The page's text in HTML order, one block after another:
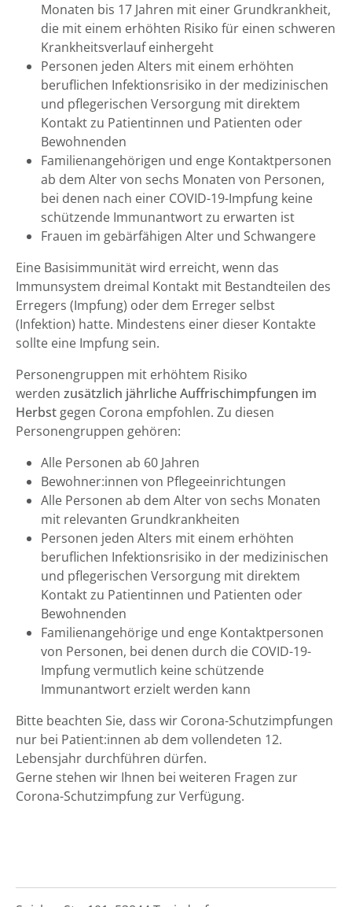
Monaten bis 17 Jahren mit einer Grundkrankheit,
die mit einem erhöhten Risiko für einen schweren
Krankheitsverlauf einhergeht
Personen jeden Alters mit einem erhöhten
beruflichen Infektionsrisiko in der medizinischen
und pflegerischen Versorgung mit direktem
Kontakt zu Patientinnen und Patienten oder
Bewohnenden
Familienangehörigen und enge Kontaktpersonen
ab dem Alter von sechs Monaten von Personen,
bei denen nach einer COVID-19-Impfung keine
schützende Immunantwort zu erwarten ist
Frauen im gebärfähigen Alter und Schwangere
Eine Basisimmunität wird erreicht, wenn das
Immunsystem dreimal Kontakt mit Bestandteilen des
Erregers (Impfung) oder dem Erreger selbst
(Infektion) hatte. Mindestens einer dieser Kontakte
sollte eine Impfung sein.
Personengruppen mit erhöhtem Risiko
werden zusätzlich jährliche Auffrischimpfungen im
Herbst gegen Corona empfohlen. Zu diesen
Personengruppen gehören:
Alle Personen ab 60 Jahren
Bewohner:innen von Pflegeeinrichtungen
Alle Personen ab dem Alter von sechs Monaten
mit relevanten Grundkrankheiten
Personen jeden Alters mit einem erhöhten
beruflichen Infektionsrisiko in der medizinischen
und pflegerischen Versorgung mit direktem
Kontakt zu Patientinnen und Patienten oder
Bewohnenden
Familienangehörige und enge Kontaktpersonen
von Personen, bei denen durch die COVID-19-
Impfung vermutlich keine schützende
Immunantwort erzielt werden kann
Bitte beachten Sie, dass wir Corona-Schutzimpfungen
nur bei Patient:innen ab dem vollendeten 12.
Lebensjahr durchführen dürfen.
Gerne stehen wir Ihnen bei weiteren Fragen zur
Corona-Schutzimpfung zur Verfügung.